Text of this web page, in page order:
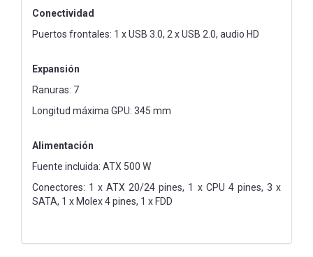
Conectividad
Puertos frontales: 1 x USB 3.0, 2 x USB 2.0, audio HD
Expansión
Ranuras: 7
Longitud máxima GPU: 345 mm
Alimentación
Fuente incluida: ATX 500 W
Conectores: 1 x ATX 20/24 pines, 1 x CPU 4 pines, 3 x
SATA, 1 x Molex 4 pines, 1 x FDD